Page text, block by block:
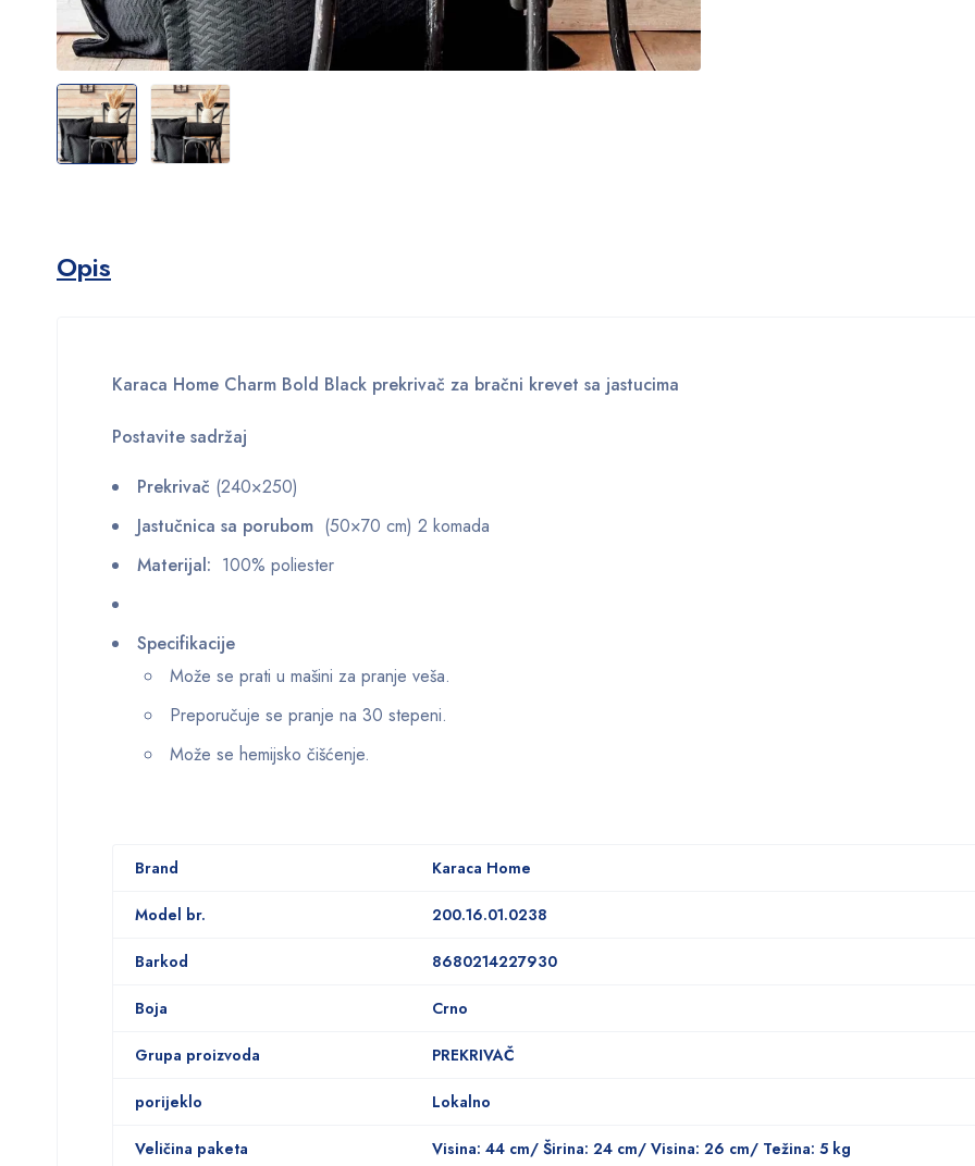
Opis
Karaca Home Charm Bold Black prekrivač za bračni krevet sa jastucima
Postavite sadržaj
Prekrivač (240×250)
Jastučnica sa porubom (50×70 cm) 2 komada
Materijal: 100% poliester
Specifikacije
Može se prati u mašini za pranje veša.
Preporučuje se pranje na 30 stepeni.
Može se hemijsko čišćenje.
Brand Karaca Home
Model br. 200.16.01.0238
Barkod 8680214227930
Boja Crno
Grupa proizvoda PREKRIVAČ
porijeklo Lokalno
Veličina paketa Visina: 44 cm/ Širina: 24 cm/ Visina: 26 cm/ Težina: 5 kg